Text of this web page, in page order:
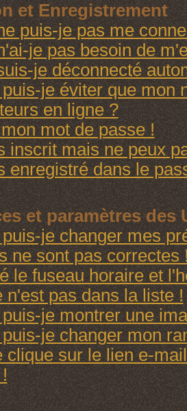
et Enregistrement
puis-je pas me
je pas besoin de
je déconnecté
je éviter que mon
en ligne ?
mot de passe !
inscrit mais ne peux
enregistré dans le
et paramètres des
je changer mes
ne sont pas correctes
le fuseau horaire et
n'est pas dans la liste !
je montrer une
je changer mon
clique sur le lien e-